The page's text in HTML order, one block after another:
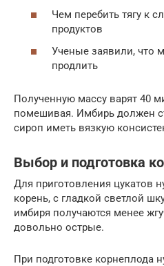
Чем перебить тягу к
продуктов
Ученые заявили, что
продлить
Полученную массу варят 40
помешивая. Имбирь должен
сироп иметь вязкую
Выбор и подготовка
Для приготовления цукатов
корень, с гладкой светлой
имбиря получаются менее
довольно острые.
При подготовке корнеплода